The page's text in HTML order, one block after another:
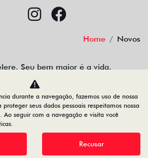
TEST-DRIVE
Home Novos
Seu bem maior é a vida.
pela DEALERSPACE ® Direitos Reservados.
durante a navegação, fazemos uso de nossa
seus dados pessoais respeitamos nossa
. Ao seguir com a navegação e visita você
Recusar